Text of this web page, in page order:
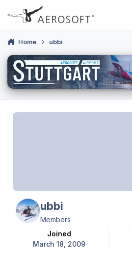
Skip to content
Home ubbi
ubbi
Members
Joined
March 18, 2009